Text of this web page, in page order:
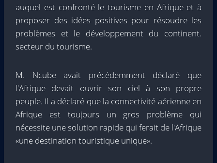
auquel est confronté le tourisme en Afrique et à
proposer des idées positives pour résoudre les
problèmes et le développement du continent.
secteur du tourisme.
M. Ncube avait précédemment déclaré que
l'Afrique devait ouvrir son ciel à son propre
peuple. Il a déclaré que la connectivité aérienne en
Afrique est toujours un gros problème qui
nécessite une solution rapide qui ferait de l'Afrique
«une destination touristique unique».